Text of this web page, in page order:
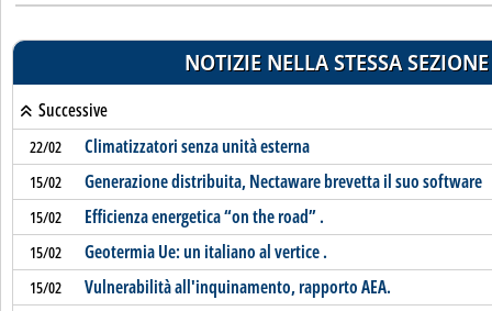
NOTIZIE NELLA STESSA SEZIONE
Successive
22/02 Climatizzatori senza unità esterna
15/02 Generazione distribuita, Nectaware brevetta il suo software
15/02 Efficienza energetica “on the road” .
15/02 Geotermia Ue: un italiano al vertice .
15/02 Vulnerabilità all'inquinamento, rapporto AEA.